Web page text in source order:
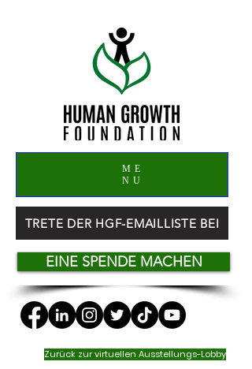
ME
NU
TRETE DER HGF-EMAILLISTE BEI
EINE SPENDE MACHEN
Zurück zur virtuellen Ausstellungs-Lobby